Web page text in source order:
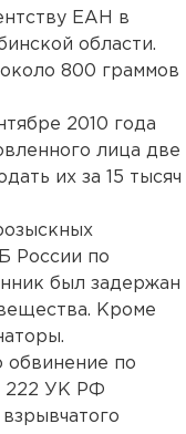
ЕАН в
области.
800 граммов
2010 года
лица две
их за 15 тысяч
России по
был задержан
Кроме
обвинение по
222 УК РФ